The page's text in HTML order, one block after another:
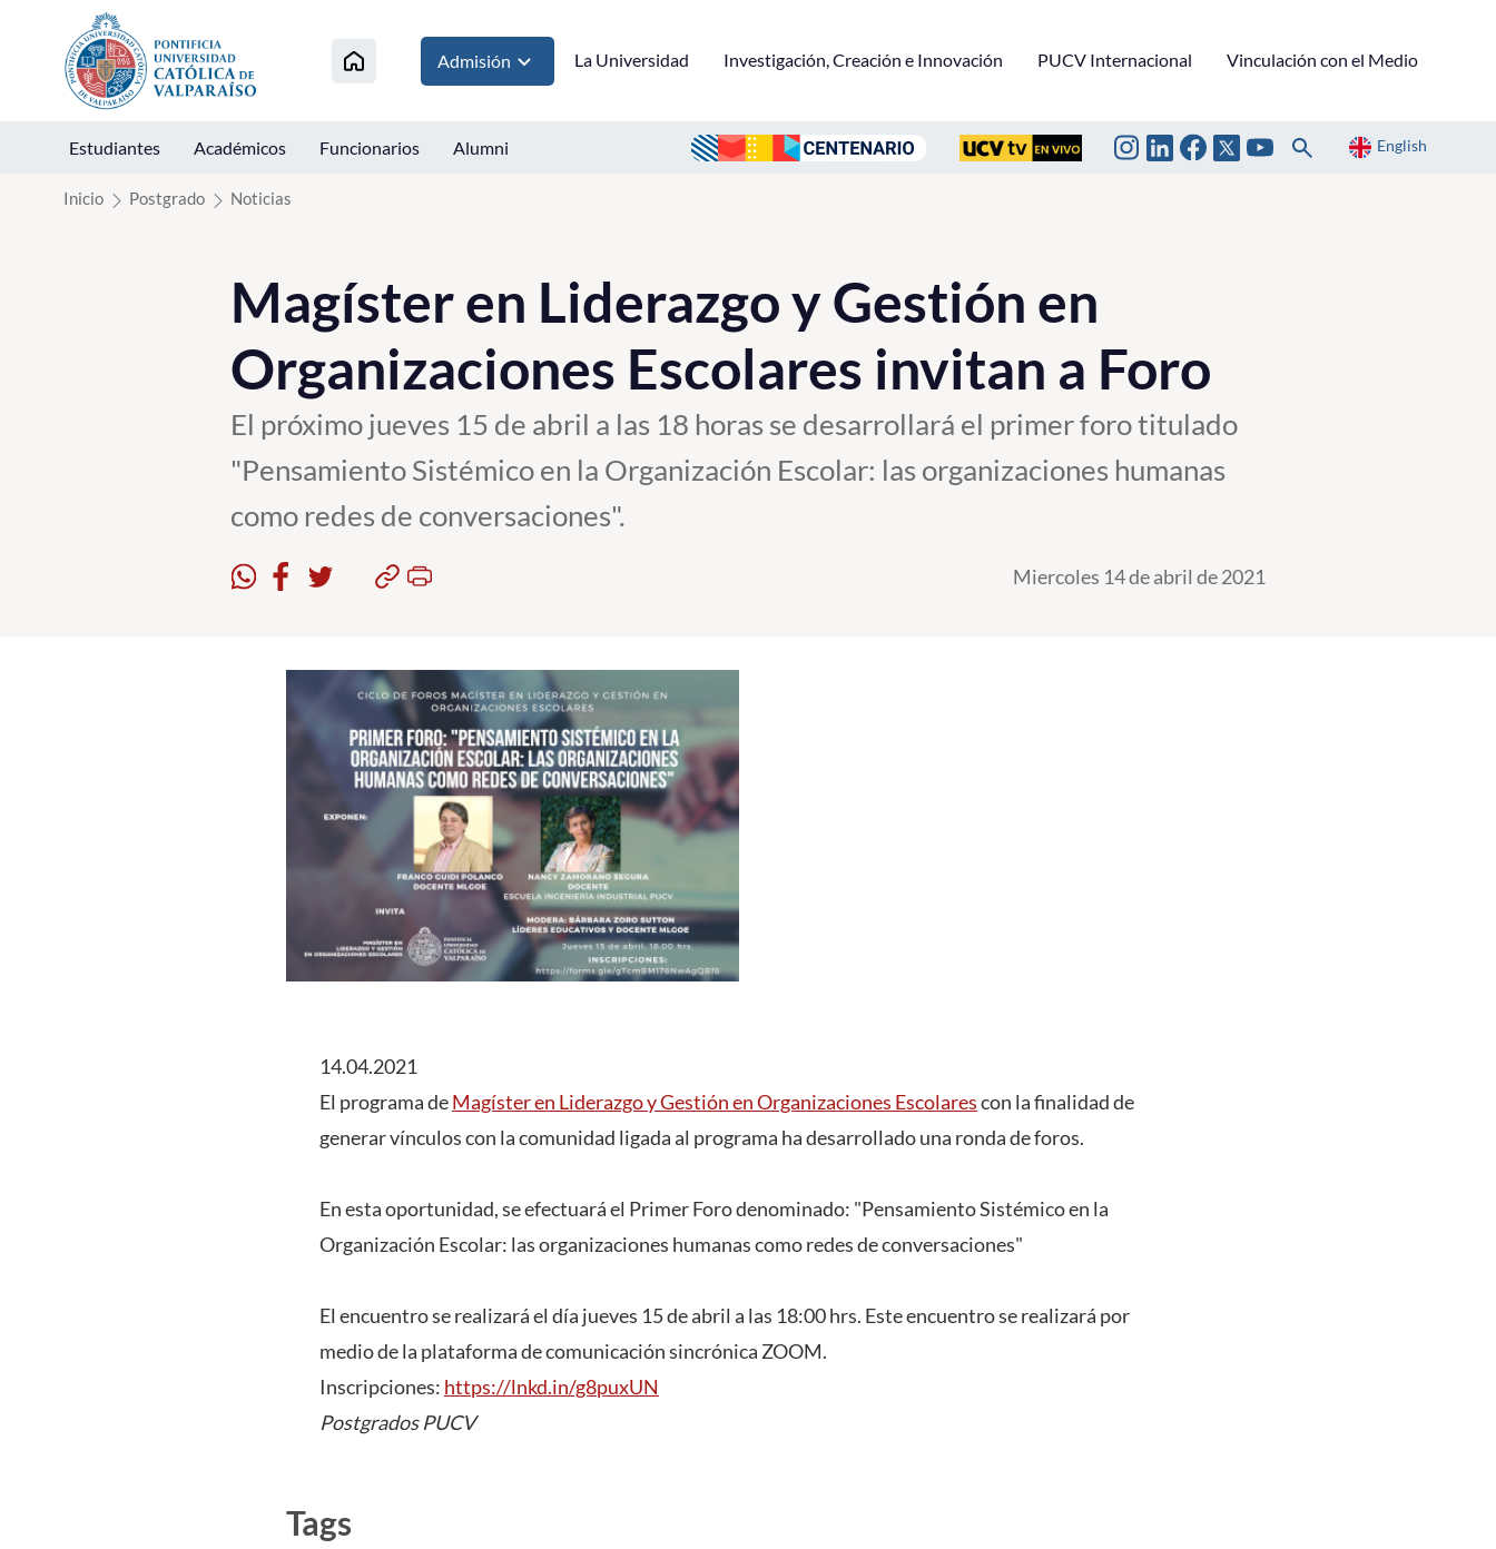
Click acá para ir directamente al contenido
Admisión La Universidad Investigación, Creación e Innovación PUCV Internacional Vinculación con el Medio
Estudiantes Académicos Funcionarios Alumni English
Inicio Postgrado Noticias
Magíster en Liderazgo y Gestión en
Organizaciones Escolares invitan a Foro
El próximo jueves 15 de abril a las 18 horas se desarrollará el primer foro titulado
"Pensamiento Sistémico en la Organización Escolar: las organizaciones humanas
como redes de conversaciones".
Miercoles 14 de abril de 2021
14.04.2021
El programa deMagíster en Liderazgo y Gestión en Organizaciones Escolarescon la finalidad de
generar vínculos con la comunidad ligada al programa ha desarrollado una ronda de foros.
En esta oportunidad, se efectuará el Primer Foro denominado: "Pensamiento Sistémico en la
Organización Escolar: las organizaciones humanas como redes de conversaciones"
El encuentro se realizará el día jueves 15 de abril a las 18:00 hrs. Este encuentro se realizará por
medio de la plataforma de comunicación sincrónica ZOOM.
Inscripciones: https://lnkd.in/g8puxUN
Postgrados PUCV
Tags